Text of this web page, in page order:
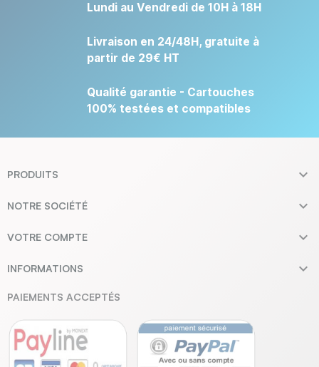
Lundi au Vendredi de 10H à 18H
Livraison en 24/48H, gratuite à
partir de 29€ HT
Qualité garantie - Cartouches
100% testées et compatibles
PRODUITS 
NOTRE SOCIÉTÉ 
VOTRE COMPTE 
INFORMATIONS 
PAIEMENTS ACCEPTÉS